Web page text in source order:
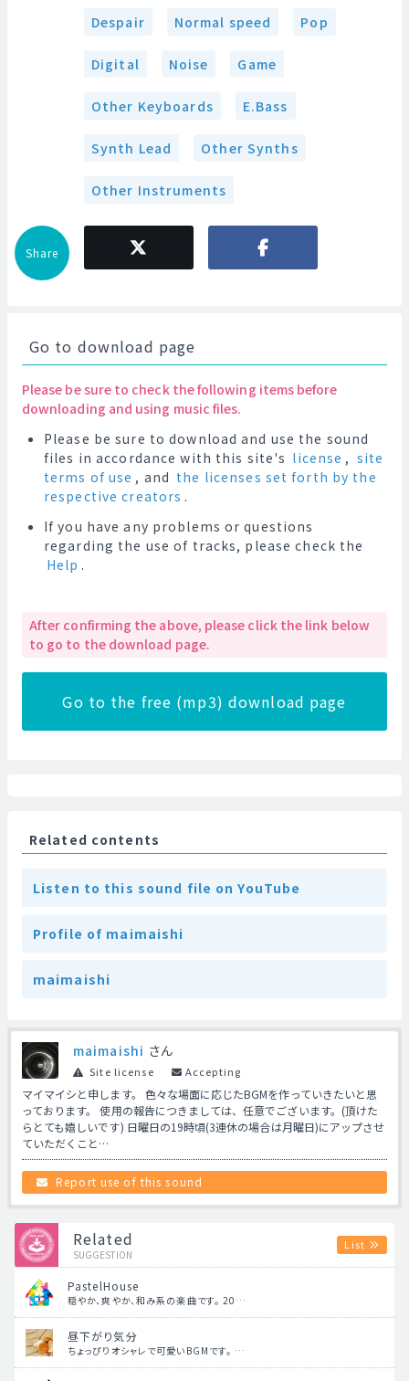
Despair Normal speed Pop
Digital Noise Game
Other Keyboards E.Bass
Synth Lead Other Synths
Other Instruments
Share
Go to download page
Please be sure to check the following items before
downloading and using music files.
Please be sure to download and use the sound
files in accordance with this site's license , site
terms of use , and the licenses set forth by the
respective creators .
If you have any problems or questions
regarding the use of tracks, please check the
Help .
After confirming the above, please click the link below
to go to the download page.
Go to the free (mp3) download page
Related contents
Listen to this sound file on YouTube
Profile of maimaishi
maimaishi
maimaishi さん
Site license Accepting
マイマイシと申します。 色々な場面に応じたBGMを作っていきたいと思
っております。 使用の報告につきましては、任意でございます。(頂けた
らとても嬉しいです) 日曜日の19時頃(3連休の場合は月曜日)にアップさせ
ていただくこと…
Report use of this sound
Related
SUGGESTION
List
PastelHouse
穏やか、爽やか、和み系の楽曲です。 20…
昼下がり気分
ちょっぴりオシャレで可愛いBGMです。 …